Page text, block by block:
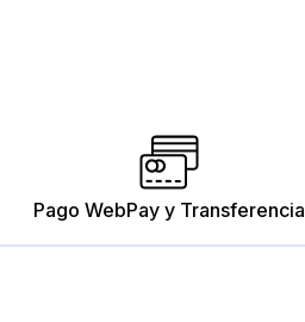
Pago WebPay y Transferencia